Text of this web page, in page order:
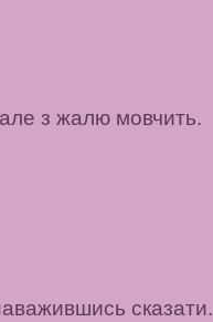
з жалю мовчить.
сказати.